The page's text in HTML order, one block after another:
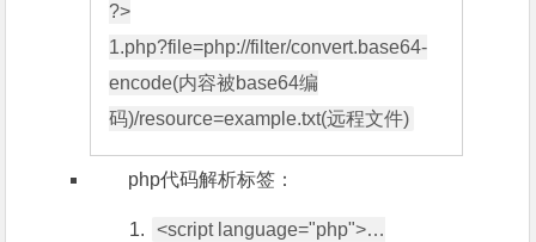
?>
1.php?file=php://filter/convert.base64-
encode(内容被base64编
php代码解析标签：
<script language="php">…